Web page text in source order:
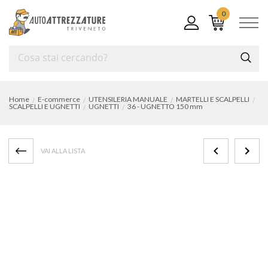
0
Home E-commerce UTENSILERIA MANUALE
MARTELLI E SCALPELLI
SCALPELLI E UGNETTI
UGNETTI 36 - UGNETTO 150 mm
VAI ALLA LISTA